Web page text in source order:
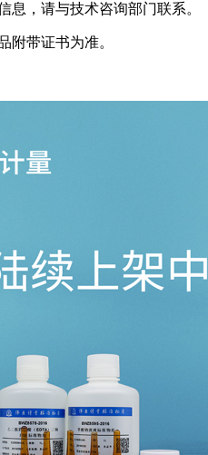
息，请与技术咨询部门联系。
附带证书为准。